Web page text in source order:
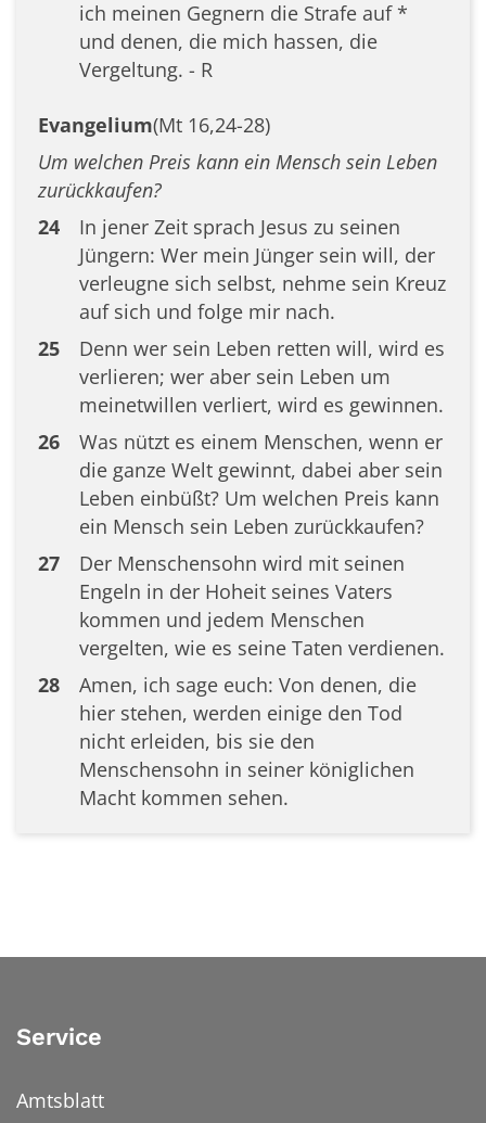
ich meinen Gegnern die Strafe auf *
und denen, die mich hassen, die
Vergeltung. - R
Evangelium(Mt 16,24-28)
Um welchen Preis kann ein Mensch sein Leben
zurückkaufen?
24
In jener Zeit sprach Jesus zu seinen
Jüngern: Wer mein Jünger sein will, der
verleugne sich selbst, nehme sein Kreuz
auf sich und folge mir nach.
25
Denn wer sein Leben retten will, wird es
verlieren; wer aber sein Leben um
meinetwillen verliert, wird es gewinnen.
26
Was nützt es einem Menschen, wenn er
die ganze Welt gewinnt, dabei aber sein
Leben einbüßt? Um welchen Preis kann
ein Mensch sein Leben zurückkaufen?
27
Der Menschensohn wird mit seinen
Engeln in der Hoheit seines Vaters
kommen und jedem Menschen
vergelten, wie es seine Taten verdienen.
28
Amen, ich sage euch: Von denen, die
hier stehen, werden einige den Tod
nicht erleiden, bis sie den
Menschensohn in seiner königlichen
Macht kommen sehen.
Service
Amtsblatt